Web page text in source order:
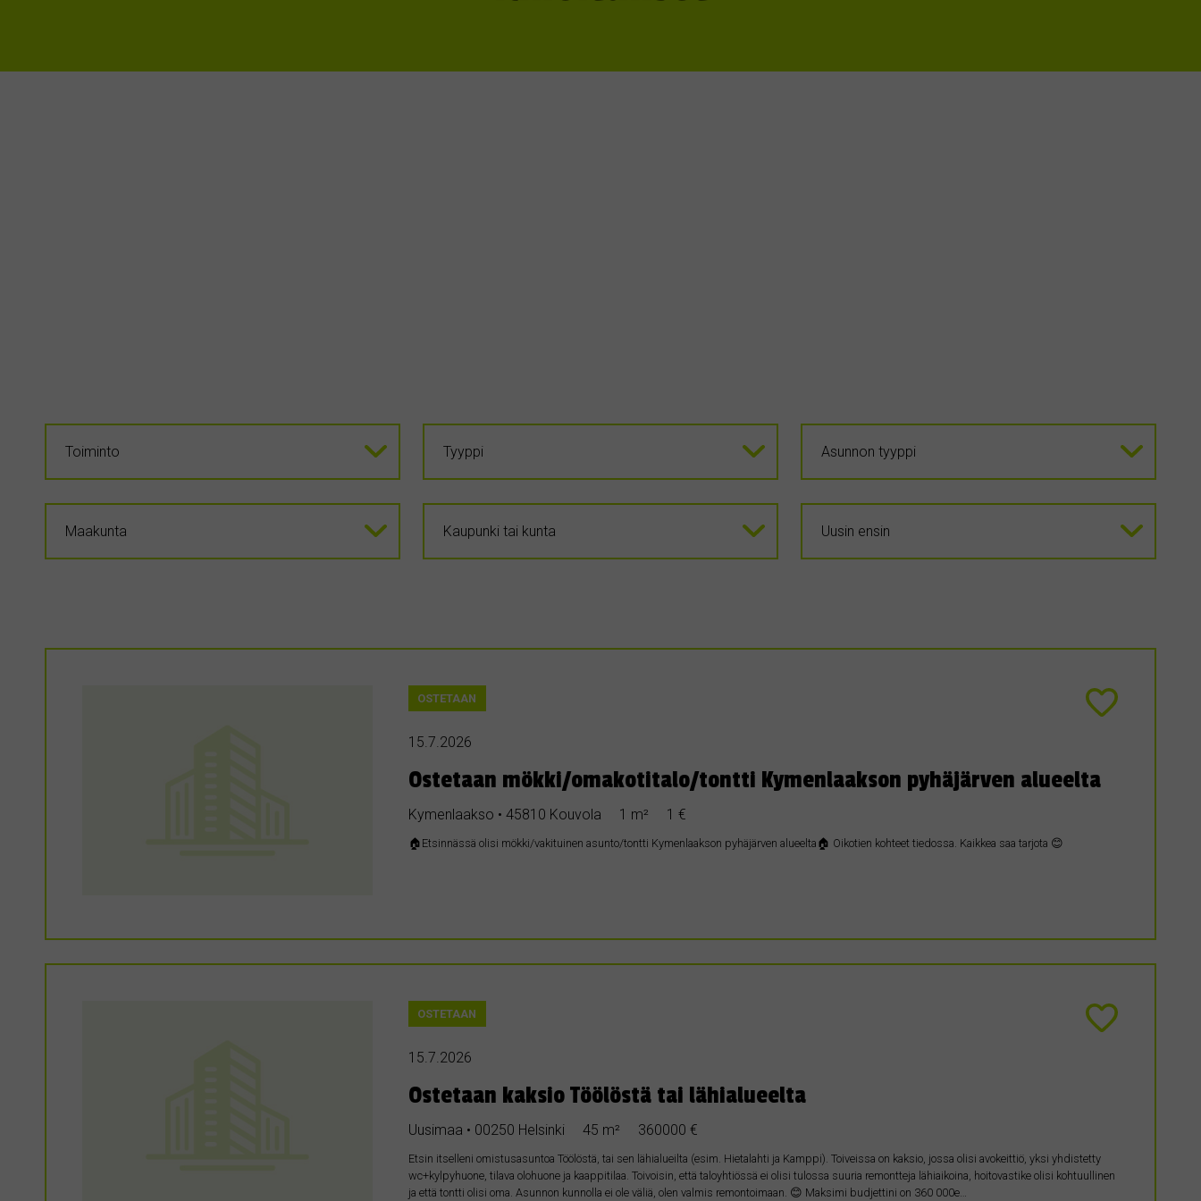
OSTETAAN
15.7.2026
Ostetaan mökki/omakotitalo/tontti Kymenlaakson pyhäjärven alueelta
Kymenlaakso • 45810 Kouvola 1 m² 1 €
🏠Etsinnässä olisi mökki/vakituinen asunto/tontti Kymenlaakson pyhäjärven alueelta🏠 Oikotien kohteet tiedossa. Kaikkea saa tarjota 😊
OSTETAAN
15.7.2026
Ostetaan kaksio Töölöstä tai lähialueelta
Uusimaa • 00250 Helsinki 45 m² 360000 €
Etsin itselleni omistusasuntoa Töölöstä, tai sen lähialueilta (esim. Hietalahti ja Kamppi). Toiveissa on kaksio, jossa olisi avokeittiö, yksi yhdistetty
wc+kylpyhuone, tilava olohuone ja kaappitilaa. Toivoisin, että taloyhtiössä ei olisi tulossa suuria remontteja lähiaikoina, hoitovastike olisi kohtuullinen
ja että tontti olisi oma. Asunnon kunnolla ei ole väliä, olen valmis remontoimaan. 😊 Maksimi budjettini on 360 000e…